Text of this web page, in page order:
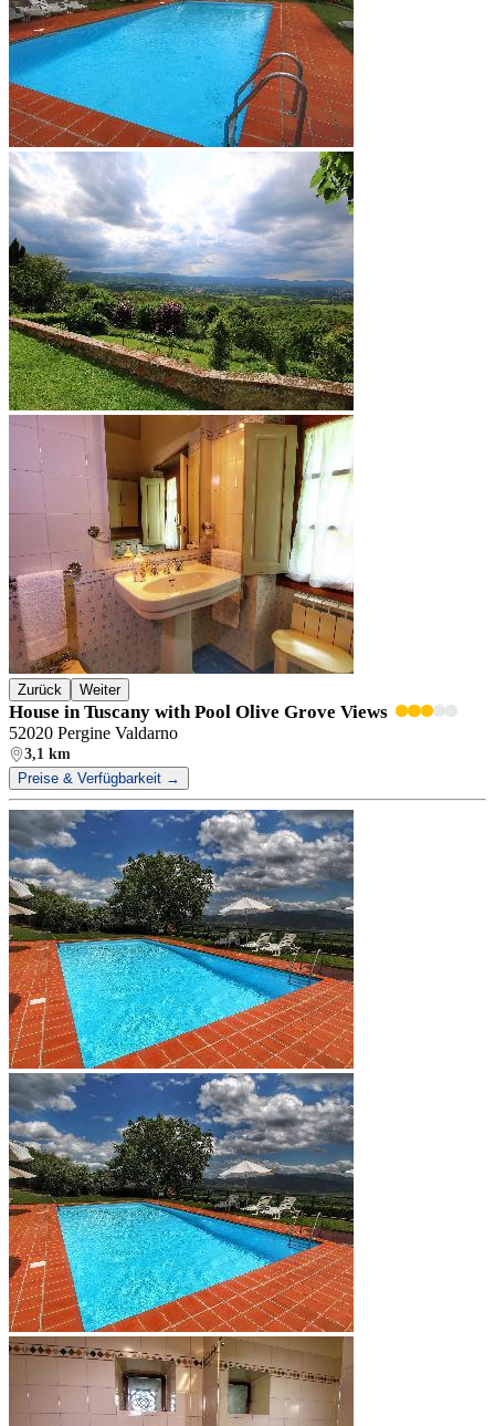
Zurück Weiter
House in Tuscany with Pool Olive Grove Views
52020 Pergine Valdarno
3,1 km
Preise & Verfügbarkeit →